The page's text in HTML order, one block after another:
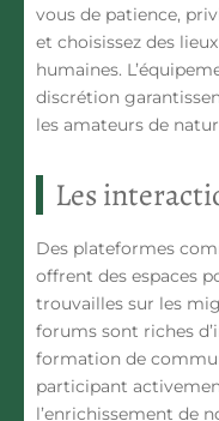
vous de patience,
et choisissez des
humaines.
discrétion
les amateurs de
Les
Des plateformes
offrent des espaces
trouvailles sur les
forums sont riches
formation de
participant
l’enrichissement de